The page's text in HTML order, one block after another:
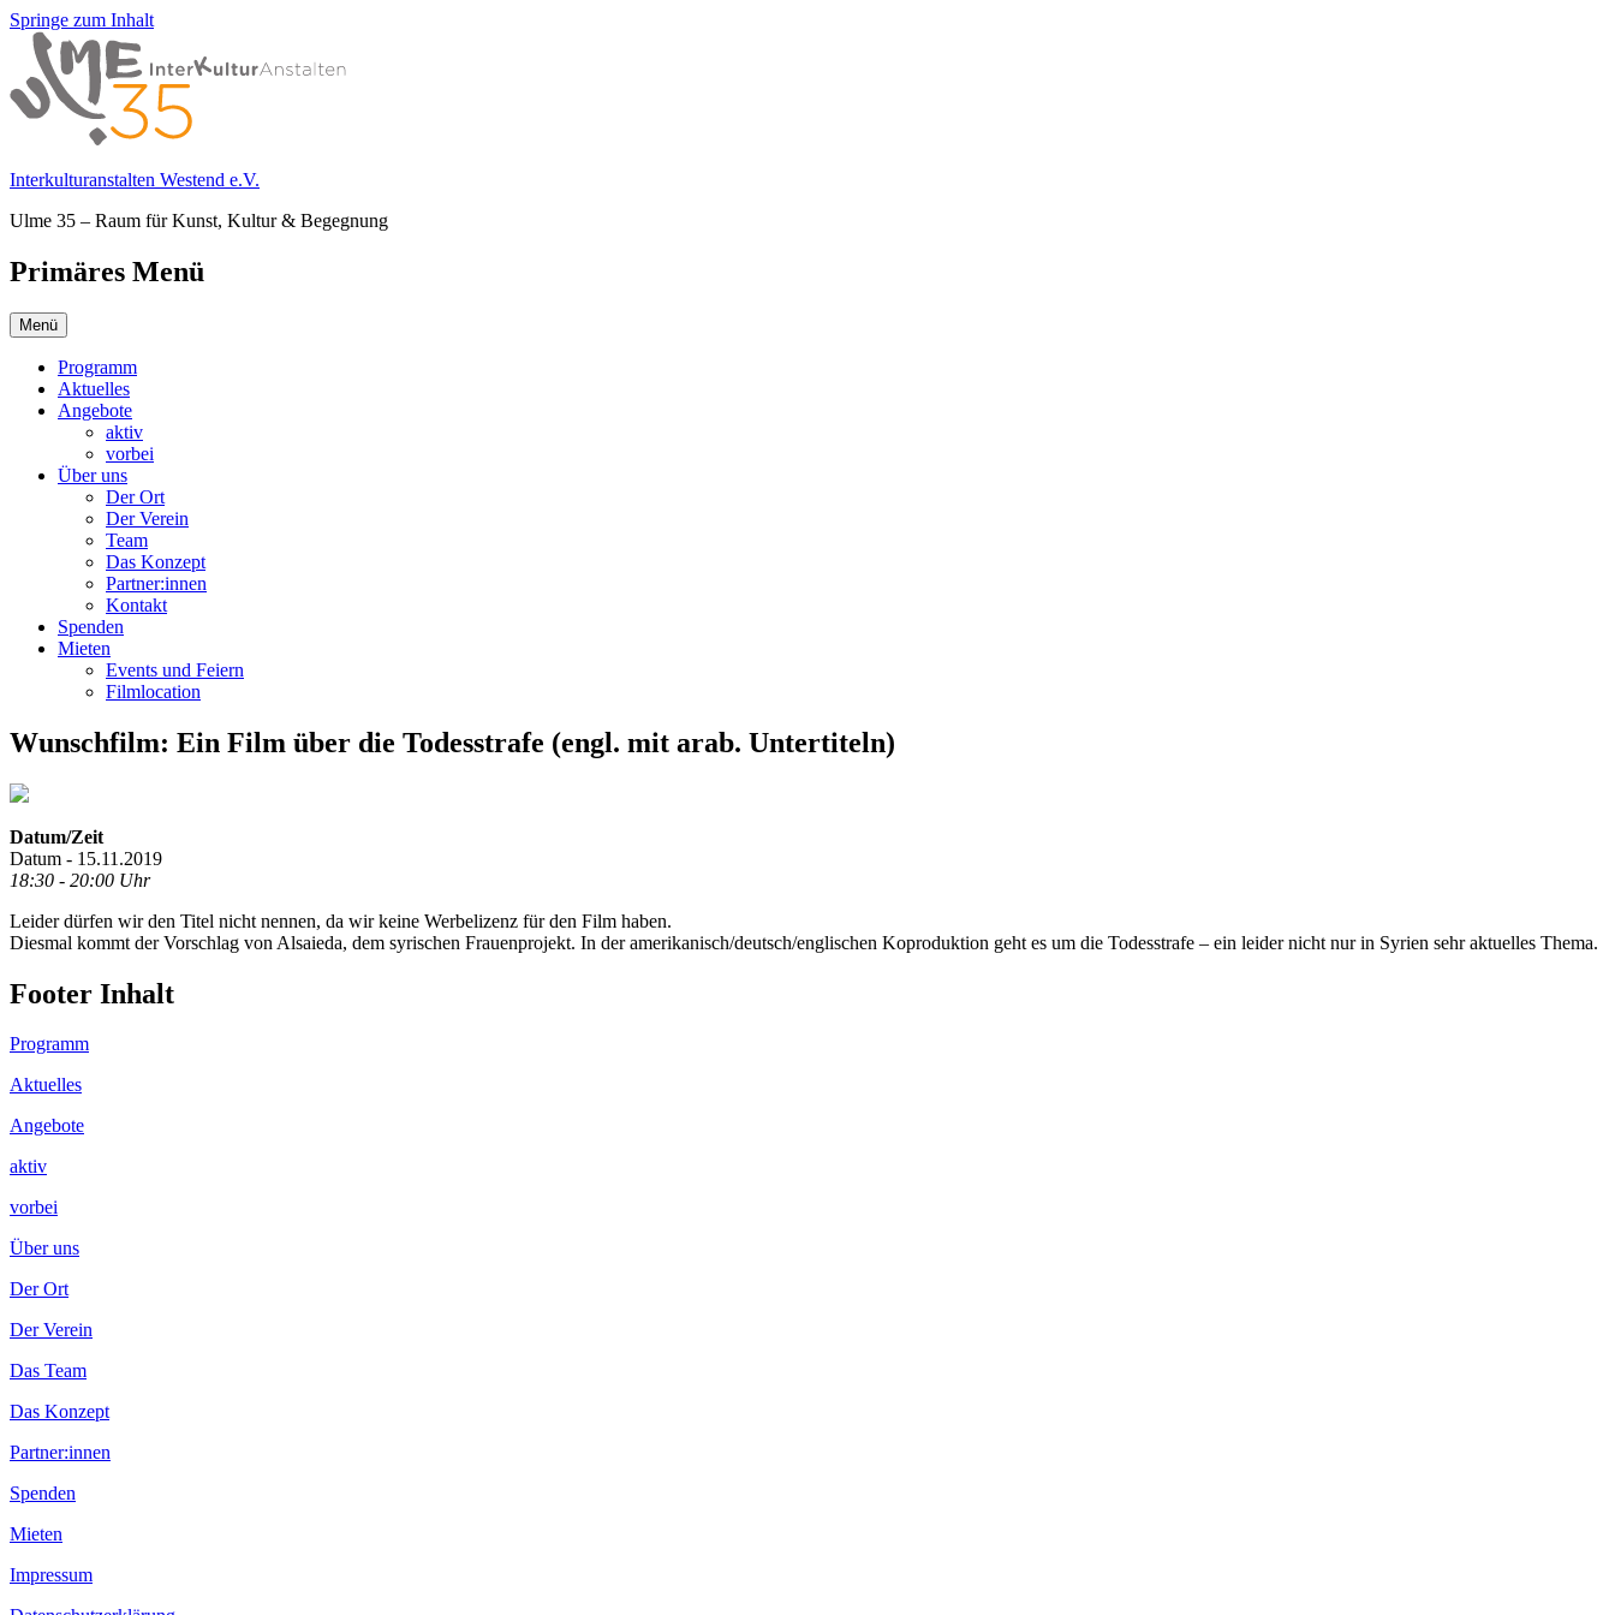
Springe zum Inhalt
Interkulturanstalten Westend e.V.
Ulme 35 – Raum für Kunst, Kultur & Begegnung
Primäres Menü
Menü
Programm
Aktuelles
Angebote
aktiv
vorbei
Über uns
Der Ort
Der Verein
Team
Das Konzept
Partner:innen
Kontakt
Spenden
Mieten
Events und Feiern
Filmlocation
Wunschfilm: Ein Film über die Todesstrafe (engl. mit arab. Untertiteln)
Datum/Zeit
Datum - 15.11.2019
18:30 - 20:00 Uhr
Leider dürfen wir den Titel nicht nennen, da wir keine Werbelizenz für den Film haben.
Diesmal kommt der Vorschlag von Alsaieda, dem syrischen Frauenprojekt. In der amerikanisch/deutsch/englischen Koproduktion geht es um die Todesstrafe – ein leider nicht nur in Syrien sehr aktuelles Thema.
Footer Inhalt
Programm
Aktuelles
Angebote
aktiv
vorbei
Über uns
Der Ort
Der Verein
Das Team
Das Konzept
Partner:innen
Spenden
Mieten
Impressum